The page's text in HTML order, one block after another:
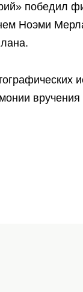
победил
Ноэми